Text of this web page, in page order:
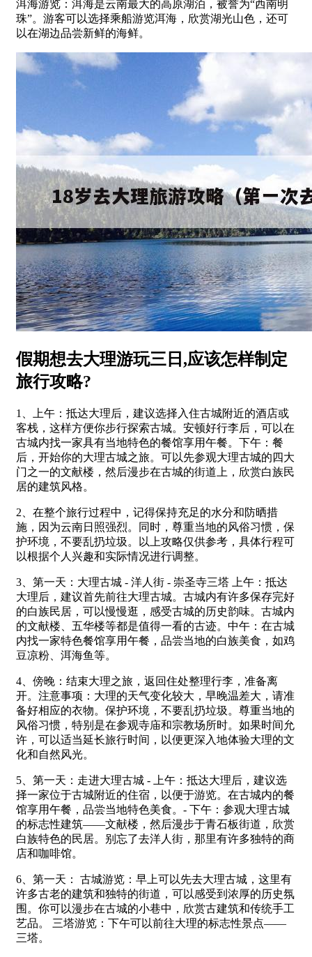
洱海游览：洱海是云南最大的高原湖泊，被誉为“西南明
珠”。游客可以选择乘船游览洱海，欣赏湖光山色，还可
以在湖边品尝新鲜的海鲜。
假期想去大理游玩三日,应该怎样制定
旅行攻略?
1、上午：抵达大理后，建议选择入住古城附近的酒店或
客栈，这样方便你步行探索古城。安顿好行李后，可以在
古城内找一家具有当地特色的餐馆享用午餐。下午：餐
后，开始你的大理古城之旅。可以先参观大理古城的四大
门之一的文献楼，然后漫步在古城的街道上，欣赏白族民
居的建筑风格。
2、在整个旅行过程中，记得保持充足的水分和防晒措
施，因为云南日照强烈。同时，尊重当地的风俗习惯，保
护环境，不要乱扔垃圾。以上攻略仅供参考，具体行程可
以根据个人兴趣和实际情况进行调整。
3、第一天：大理古城 - 洋人街 - 崇圣寺三塔 上午：抵达
大理后，建议首先前往大理古城。古城内有许多保存完好
的白族民居，可以慢慢逛，感受古城的历史韵味。古城内
的文献楼、五华楼等都是值得一看的古迹。中午：在古城
内找一家特色餐馆享用午餐，品尝当地的白族美食，如鸡
豆凉粉、洱海鱼等。
4、傍晚：结束大理之旅，返回住处整理行李，准备离
开。注意事项：大理的天气变化较大，早晚温差大，请准
备好相应的衣物。保护环境，不要乱扔垃圾。尊重当地的
风俗习惯，特别是在参观寺庙和宗教场所时。如果时间允
许，可以适当延长旅行时间，以便更深入地体验大理的文
化和自然风光。
5、第一天：走进大理古城 - 上午：抵达大理后，建议选
择一家位于古城附近的住宿，以便于游览。在古城内的餐
馆享用午餐，品尝当地特色美食。- 下午：参观大理古城
的标志性建筑——文献楼，然后漫步于青石板街道，欣赏
白族特色的民居。别忘了去洋人街，那里有许多独特的商
店和咖啡馆。
6、第一天： 古城游览：早上可以先去大理古城，这里有
许多古老的建筑和独特的街道，可以感受到浓厚的历史氛
围。你可以漫步在古城的小巷中，欣赏古建筑和传统手工
艺品。 三塔游览：下午可以前往大理的标志性景点——
三塔。